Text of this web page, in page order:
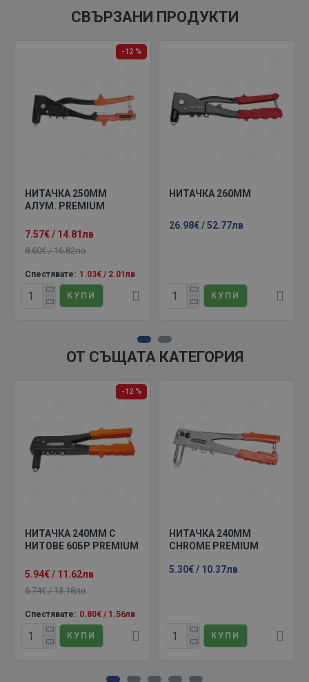
СВЪРЗАНИ ПРОДУКТИ
-12 %
НИТАЧКА 250ММ
АЛУМ. PREMIUM
7.57€ / 14.81лв
8.60€ / 16.82лв
Спестявате: 1.03€ / 2.01лв
КУПИ
НИТАЧКА 260ММ
26.98€ / 52.77лв
КУПИ
ОТ СЪЩАТА КАТЕГОРИЯ
-12 %
НИТАЧКА 240MM С
НИТОВЕ 60БР PREMIUM
5.94€ / 11.62лв
6.74€ / 13.18лв
Спестявате: 0.80€ / 1.56лв
КУПИ
НИТАЧКА 240ММ
CHROME PREMIUM
5.30€ / 10.37лв
КУПИ